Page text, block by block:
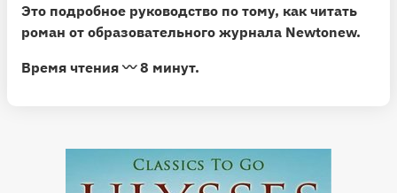
Это подробное руководство по тому, как читать
роман от образовательного журнала Newtonew.
Время чтения 〰️ 8 минут.